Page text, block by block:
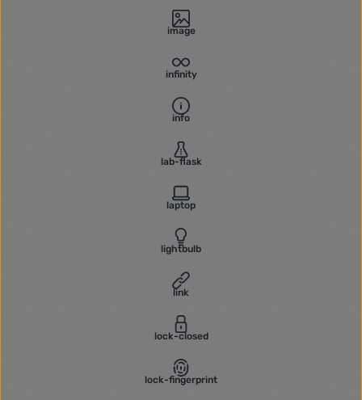
image
infinity
info
lab-flask
laptop
lightbulb
link
lock-closed
lock-fingerprint